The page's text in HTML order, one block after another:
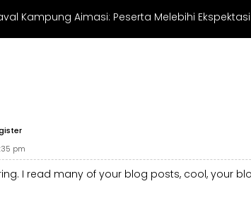
Kampung Aimasi: Peserta Melebihi
pm
I read many of your blog posts, cool, your